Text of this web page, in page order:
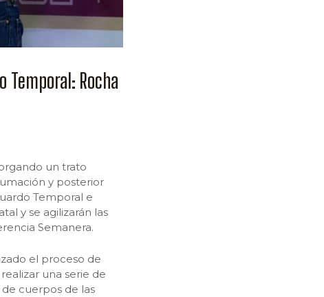
Rocha
un trato
y posterior
Temporal e
y se agilizarán las
Semanera.
el proceso de
una serie de
cuerpos de las